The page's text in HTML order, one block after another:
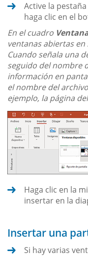
Active la pestaña
haga clic en el
En el cuadro
ventanas abiertas
Cuando señala una
seguido del nombre
información en
el nombre del
ejemplo, la página
Haga clic en la
insertar en la
Insertar una
Si hay varias